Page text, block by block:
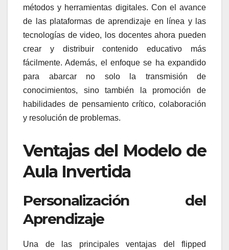
métodos y herramientas digitales. Con el avance
de las plataformas de aprendizaje en línea y las
tecnologías de video, los docentes ahora pueden
crear y distribuir contenido educativo más
fácilmente. Además, el enfoque se ha expandido
para abarcar no solo la transmisión de
conocimientos, sino también la promoción de
habilidades de pensamiento crítico, colaboración
y resolución de problemas.
Ventajas del Modelo de
Aula Invertida
Personalización del
Aprendizaje
Una de las principales ventajas del flipped